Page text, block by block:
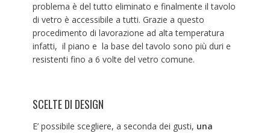
problema è del tutto eliminato e finalmente il tavolo
di vetro è accessibile a tutti. Grazie a questo
procedimento di lavorazione ad alta temperatura
infatti, il piano e la base del tavolo sono più duri e
resistenti fino a 6 volte del vetro comune.
SCELTE DI DESIGN
E’ possibile scegliere, a seconda dei gusti, una